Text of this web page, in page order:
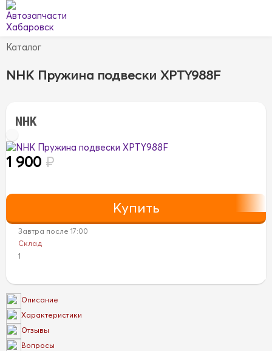
Каталог
NHK Пружина подвески XPTY988F
NHK
1 900 ₽
Завтра после 17:00
Склад
1
Описание
Характеристики
Отзывы
Вопросы